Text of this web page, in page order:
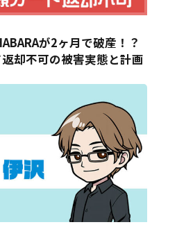
が2ヶ月で破産！？
却不可の被害実態と計画